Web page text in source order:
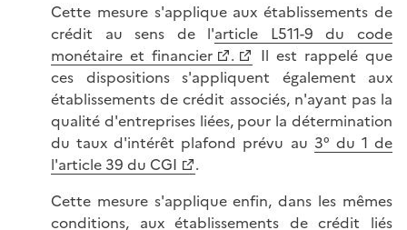
Cette mesure s'applique aux établissements de
crédit au sens de l'article L511-9 du code
monétaire et financier
.
Il est rappelé que
ces dispositions s'appliquent également aux
établissements de crédit associés, n'ayant pas la
qualité d'entreprises liées, pour la détermination
du taux d'intérêt plafond prévu au 3° du 1 de
l'article 39 du CGI
.
Cette mesure s'applique enfin, dans les mêmes
conditions, aux établissements de crédit liés